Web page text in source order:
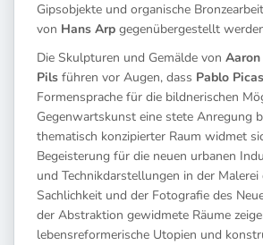
Gipsobjekte und organische
von Hans Arp gegenübergestellt
Die Skulpturen und Gemälde von
Pils führen vor Augen, dass Pablo
Formensprache für die bildnerischen
Gegenwartskunst eine stete Anregung
thematisch konzipierter Raum widmet
Begeisterung für die neuen urbanen
und Technikdarstellungen in der Malerei
Sachlichkeit und der Fotografie des
der Abstraktion gewidmete Räume
lebensreformerische Utopien und